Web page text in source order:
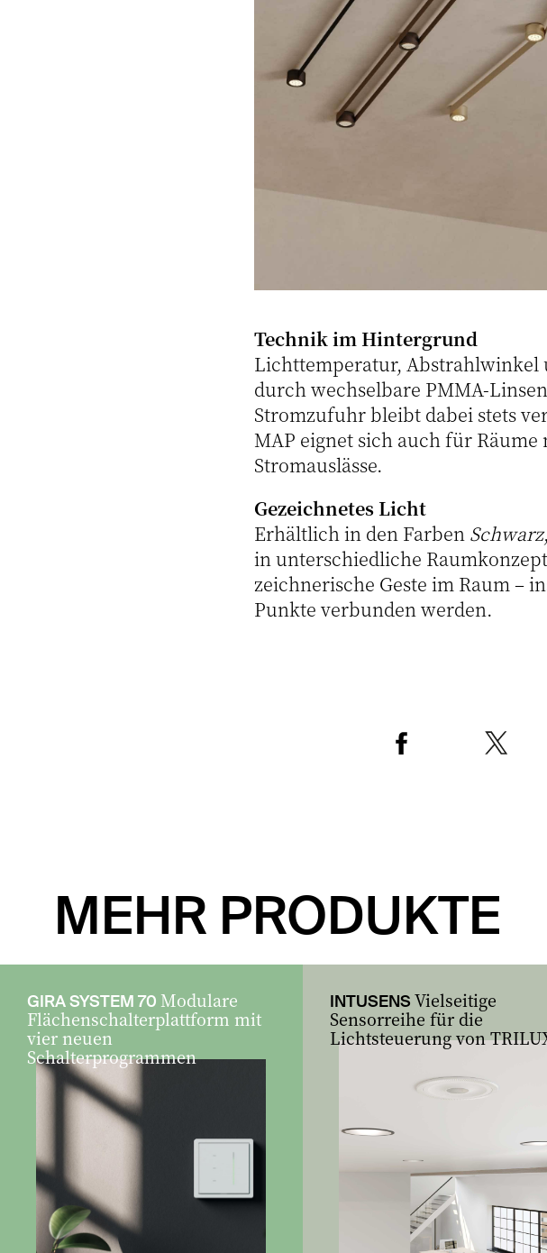
Technik im Hintergrund
Lichttemperatur, Abstrahlwinkel
durch wechselbare PMMA-
Stromzufuhr bleibt dabei stets
MAP eignet sich auch für
Stromauslässe.
Gezeichnetes Licht
Erhältlich in den Farben Schwarz,
in unterschiedliche
zeichnerische Geste im Raum –
Punkte verbunden werden.
MEHR PRODUKTE
GIRA SYSTEM 70 Modulare
Flächenschalterplattform mit
vier neuen
Schalterprogrammen
INTUSENS Vielseitige
Sensorreihe für die
Lichtsteuerung von